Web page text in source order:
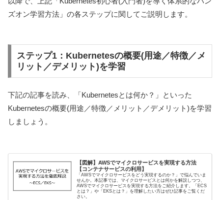
ズオン学習方法」の各ステップに関してご説明します。
ステップ1：Kubernetesの概要(用途／特徴／メ
リット／デメリット)を学習
下記の記事を読み、「Kubernetesとは何か？」といった
Kubernetesの概要(用途／特徴／メリット／デメリット)を学習
しましょう。
【図解】AWSでマイクロサービスを実現する方法
【コンテナサービスの利用】
「AWSでマイクロサービスをどう実現するのか？」で悩んでいま
せんか。本記事では、マイクロサービスとは何かを解説しつつ、
AWSでマイクロサービスを実現する方法をご紹介します。「ECS
とは？」や「EKSとは？」を理解したい方はぜひ記事をご覧くだ
さい。